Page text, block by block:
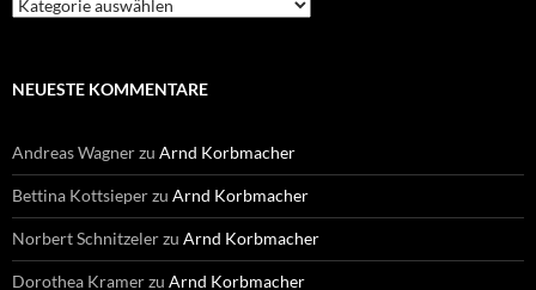
NEUESTE KOMMENTARE
Andreas Wagnerzu Arnd Korbmacher
Bettina Kottsieperzu Arnd Korbmacher
Norbert Schnitzelerzu Arnd Korbmacher
Dorothea Kramerzu Arnd Korbmacher